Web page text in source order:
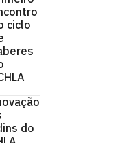
ciclo
do